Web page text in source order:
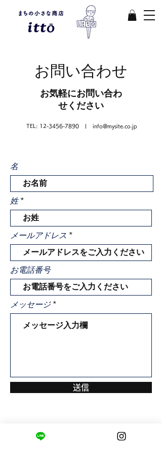
​お問い合わせ
お気軽にお問い合わ
せください
TEL: 12-3456-7890 info@mysite.co.jp
名
姓
メールアドレス
お電話番号
メッセージ
送信